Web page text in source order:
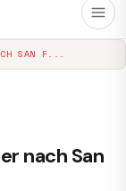
SAN F...
nach San